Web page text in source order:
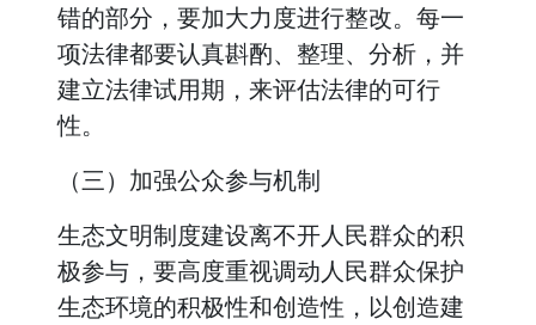
错的部分，要加大力度进行整改。每一
项法律都要认真斟酌、整理、分析，并
建立法律试用期，来评估法律的可行
性。
（三）加强公众参与机制
生态文明制度建设离不开人民群众的积
极参与，要高度重视调动人民群众保护
生态环境的积极性和创造性，以创造建